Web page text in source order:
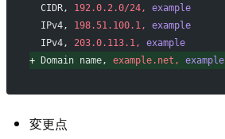
CIDR,
192.0.2.0/24,
example
IPv4,
198.51.100.1,
example
IPv4,
203.0.113.1,
example
+ Domain name, example.net, example
変更点